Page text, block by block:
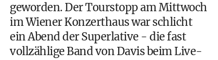
geworden. Der Tourstopp am Mittwoch
im Wiener Konzerthaus war schlicht
ein Abend der Superlative - die fast
vollzählige Band von Davis beim Live-